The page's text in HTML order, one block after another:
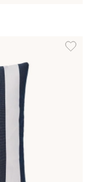
Lägg